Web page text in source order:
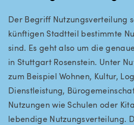
Der Begriff Nutzungsverteilung
künftigen Stadtteil bestimmte
sind. Es geht also um die
in Stuttgart Rosenstein. Unter
zum Beispiel Wohnen, Kultur,
Dienstleistung,
Nutzungen wie Schulen oder
lebendige Nutzungsverteilung.